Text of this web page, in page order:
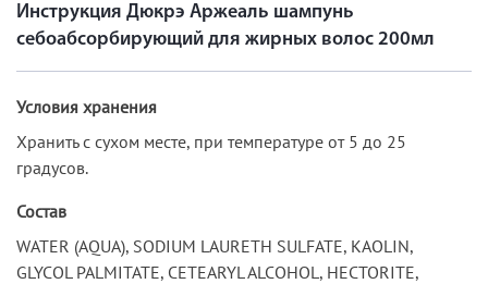
Инструкция Дюкрэ Аржеаль шампунь
себоабсорбирующий для жирных волос 200мл
Условия хранения
Хранить с сухом месте, при температуре от 5 до 25
градусов.
Состав
WATER (AQUA), SODIUM LAURETH SULFATE, KAOLIN,
GLYCOL PALMITATE, CETEARYL ALCOHOL, HECTORITE,